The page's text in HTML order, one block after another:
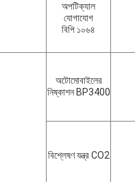
অপটিক্যাল
যোগাযোগ
বিপি ১০৬৪
অটোমোবাইলের
নিষ্কাশন BP3400
বিশ্লেষণ যন্ত্র CO2